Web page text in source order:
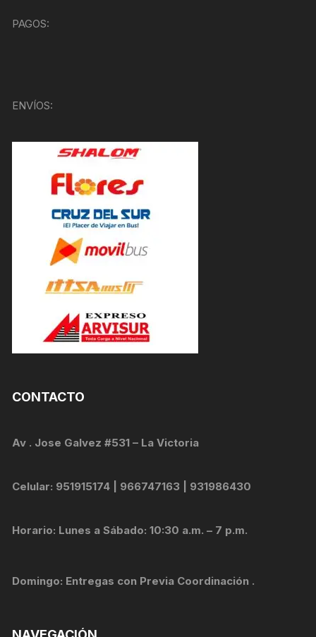
PAGOS:
ENVÍOS:
CONTACTO
Av . Jose Galvez #531 – La Victoria
Celular: 951915174 | 966747163 | 931986430
Horario: Lunes a Sábado: 10:30 a.m. – 7 p.m.
Domingo: Entregas con Previa Coordinación .